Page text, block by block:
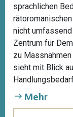
sprachlichen
nicht
Zentrum für
zu
sieht mit Blick
Mehr